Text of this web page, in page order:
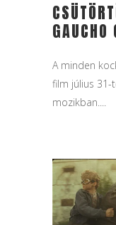
GAUCHO
A minden
film július
mozikban....